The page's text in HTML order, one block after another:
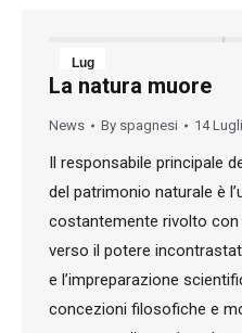
Lug
14
2023
La natura muore
News By spagnesi 14
Il responsabile principale
del patrimonio naturale è
costantemente rivolto
verso il potere
e l’impreparazione
concezioni filosofiche e